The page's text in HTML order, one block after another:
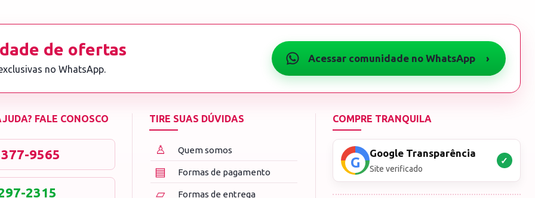
de ofertas
no WhatsApp.
Acessar comunidade no WhatsApp ›
FALE CONOSCO
9565
2315
TIRE SUAS DÚVIDAS
♙ Quem somos
▤ Formas de pagamento
▱ Formas de entrega
COMPRE TRANQUILA
Google Transparência
Site verificado
✓